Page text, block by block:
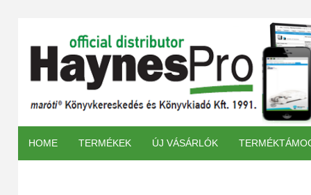
HOME TERMÉKEK ÚJ VÁSÁRLÓK